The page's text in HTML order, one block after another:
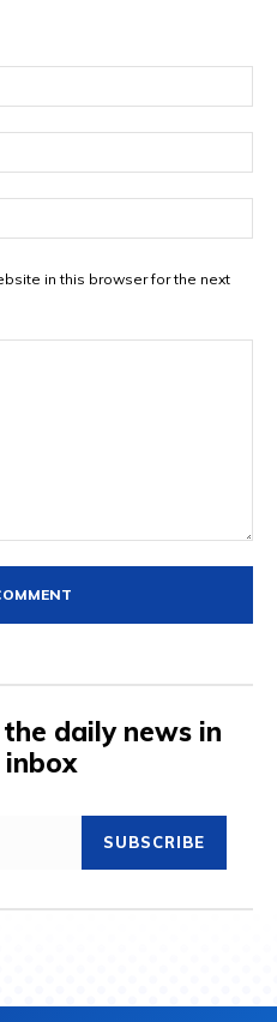
in this browser for the next
daily news in
SUBSCRIBE